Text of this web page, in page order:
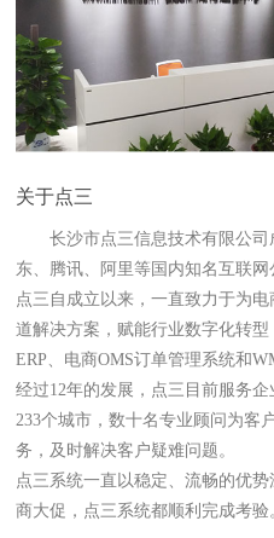
关于点三
长沙市点三信息技术有限公司
东、腾讯、阿里等国内知名互联网
点三自成立以来，一直致力于为
道解决方案，赋能行业数字化转
ERP、电商OMS订单管理系统和
经过12年的发展，点三目前服务
233个城市，数十名专业顾问为客
务，及时解决客户疑难问题。
点三系统一直以稳定、流畅的优
商大促，点三系统都顺利完成考验